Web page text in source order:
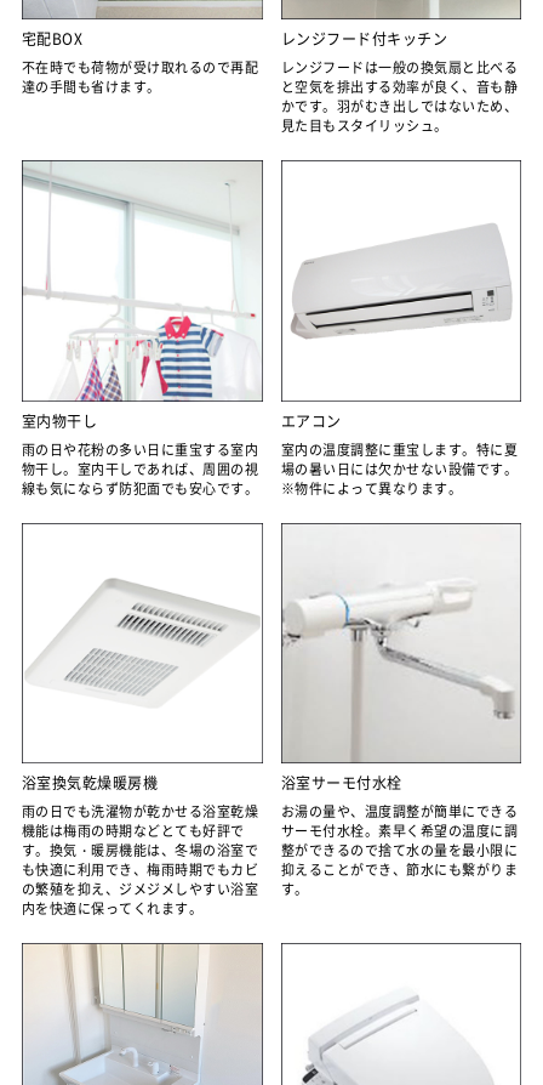
宅配BOX
不在時でも荷物が受け取れるので再配
達の手間も省けます。
レンジフード付キッチン
レンジフードは一般の換気扇と比べる
と空気を排出する効率が良く、音も静
かです。羽がむき出しではないため、
見た目もスタイリッシュ。
室内物干し
雨の日や花粉の多い日に重宝する室内
物干し。室内干しであれば、周囲の視
線も気にならず防犯面でも安心です。
エアコン
室内の温度調整に重宝します。特に夏
場の暑い日には欠かせない設備です。
※物件によって異なります。
浴室換気乾燥暖房機
雨の日でも洗濯物が乾かせる浴室乾燥
機能は梅雨の時期などとても好評で
す。換気・暖房機能は、冬場の浴室で
も快適に利用でき、梅雨時期でもカビ
の繁殖を抑え、ジメジメしやすい浴室
内を快適に保ってくれます。
浴室サーモ付水栓
お湯の量や、温度調整が簡単にできる
サーモ付水栓。素早く希望の温度に調
整ができるので捨て水の量を最小限に
抑えることができ、節水にも繋がりま
す。